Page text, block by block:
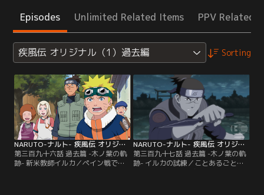
Episodes Unlimited Related Items PPV Related
疾風伝 オリジナル（1）過去編 Sorting
NARUTO-ナルト- 疾風伝 オリジナル（1）過去編 第396話
第三百九十六話 過去篇 -木ノ葉の軌
跡- 新米教師イルカ／ペイン戦で瓦
NARUTO-ナルト- 疾風伝 オリジナル（1）過去編 第397話
第三百九十七話 過去篇 -木ノ葉の軌
跡- イルカの試練／ことあるごとに